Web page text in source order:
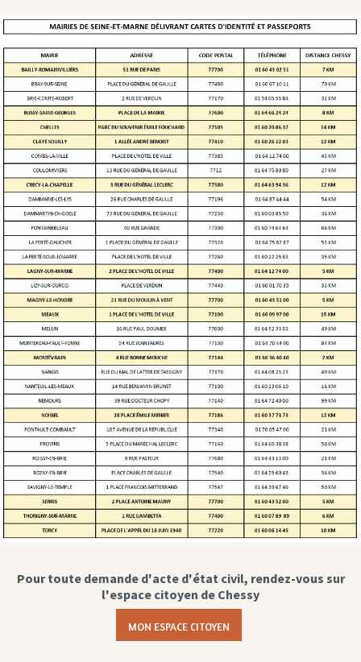
Pour toute demande d'acte d'état civil, rendez-vous sur
l'espace citoyen de Chessy
MON ESPACE CITOYEN